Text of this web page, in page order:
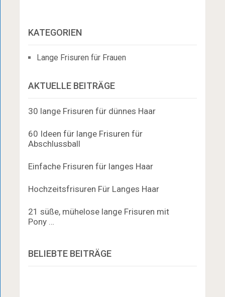
KATEGORIEN
Lange Frisuren für Frauen
AKTUELLE BEITRÄGE
30 lange Frisuren für dünnes Haar
60 Ideen für lange Frisuren für
Abschlussball
Einfache Frisuren für langes Haar
Hochzeitsfrisuren Für Langes Haar
21 süße, mühelose lange Frisuren mit
Pony …
BELIEBTE BEITRÄGE